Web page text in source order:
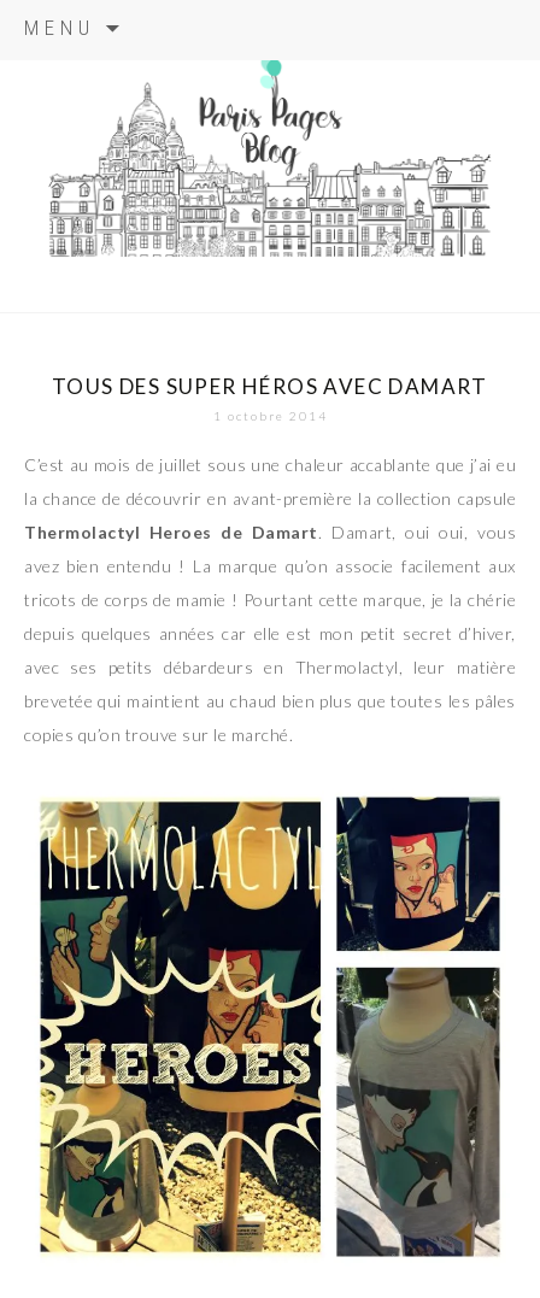
MENU
principal
paris pages
blog
TOUS DES SUPER HÉROS AVEC DAMART
1 octobre 2014
C’est au mois de juillet sous une chaleur accablante que j’ai eu
la chance de découvrir en avant-première la collection capsule
Thermolactyl Heroes de Damart. Damart, oui oui, vous
avez bien entendu ! La marque qu’on associe facilement aux
tricots de corps de mamie ! Pourtant cette marque, je la chérie
depuis quelques années car elle est mon petit secret d’hiver,
avec ses petits débardeurs en Thermolactyl, leur matière
brevetée qui maintient au chaud bien plus que toutes les pâles
copies qu’on trouve sur le marché.